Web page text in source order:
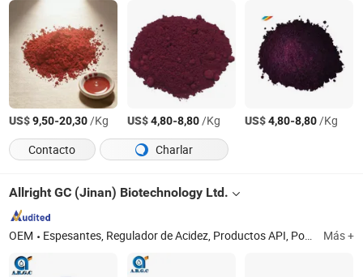
US$9,50-20,30/Kg US$4,80-8,80/Kg US$4,80-8,80/Kg
Contacto
Charlar
Allright GC (Jinan) Biotechnology Ltd.
OEM Espesantes, Regulador de Acidez, Productos API, Potenciador de Sabor, Pigmentos Vegetales, Conservantes, Extracto de Hierbas y Cuidado de la Salud, Péptido de Fibra Proteica, Materiales Cosméticos y de Belleza Más +